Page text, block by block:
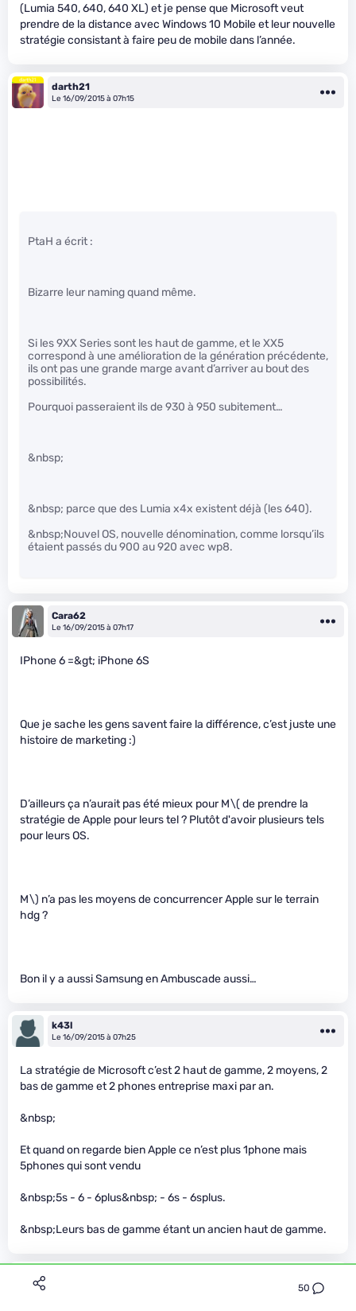
50
(Lumia 540, 640, 640 XL) et je pense que Microsoft veut
prendre de la distance avec Windows 10 Mobile et leur nouvelle
stratégie consistant à faire peu de mobile dans l’année.
darth21
Le 16/09/2015 à 07h15
PtaH a écrit :
Bizarre leur naming quand même.
Si les 9XX Series sont les haut de gamme, et le XX5
correspond à une amélioration de la génération précédente,
ils ont pas une grande marge avant d’arriver au bout des
possibilités.
Pourquoi passeraient ils de 930 à 950 subitement…
&nbsp;
&nbsp; parce que des Lumia x4x existent déjà (les 640).
&nbsp;Nouvel OS, nouvelle dénomination, comme lorsqu’ils
étaient passés du 900 au 920 avec wp8.
Cara62
Le 16/09/2015 à 07h17
IPhone 6 =&gt; iPhone 6S
Que je sache les gens savent faire la différence, c’est juste une
histoire de marketing :)
D’ailleurs ça n’aurait pas été mieux pour M\( de prendre la
stratégie de Apple pour leurs tel ? Plutôt d'avoir plusieurs tels
pour leurs OS.
M\) n’a pas les moyens de concurrencer Apple sur le terrain
hdg ?
Bon il y a aussi Samsung en Ambuscade aussi…
k43l
Le 16/09/2015 à 07h25
La stratégie de Microsoft c’est 2 haut de gamme, 2 moyens, 2
bas de gamme et 2 phones entreprise maxi par an.
&nbsp;
Et quand on regarde bien Apple ce n’est plus 1phone mais
5phones qui sont vendu
&nbsp;5s - 6 - 6plus&nbsp; - 6s - 6splus.
&nbsp;Leurs bas de gamme étant un ancien haut de gamme.